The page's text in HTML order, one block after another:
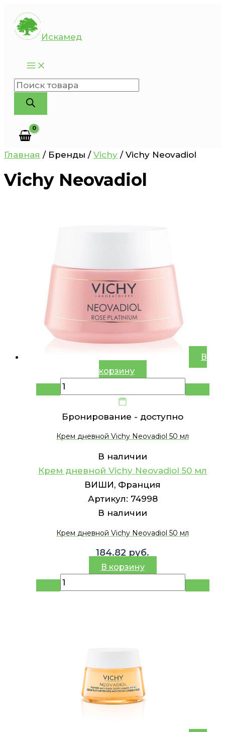
Перейти
содержимому
Искамед
Поиск
товаров
Главная / Бренды / Vichy / Vichy Neovadiol
Vichy Neovadiol
В
корзину
Бронирование - доступно
Крем дневной Vichy Neovadiol 50 мл
В наличии
Крем дневной Vichy Neovadiol 50 мл
ВИШИ, Франция
Артикул: 74998
В наличии
Крем дневной Vichy Neovadiol 50 мл
184.82 руб.
В корзину